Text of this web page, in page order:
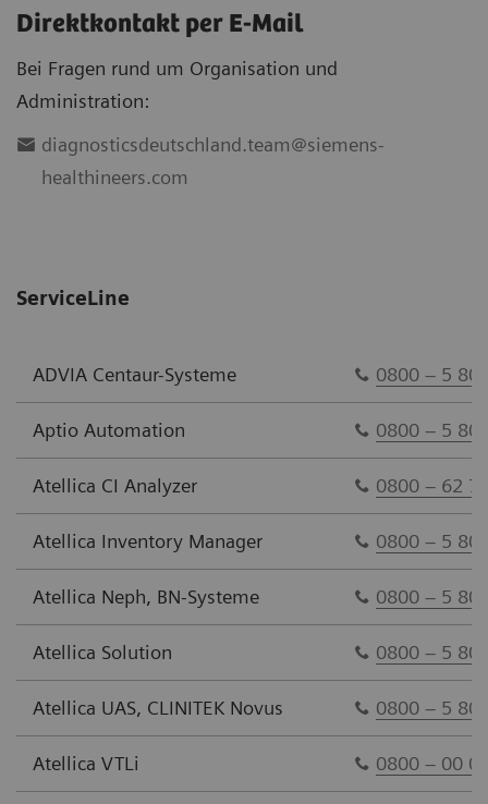
Direktkontakt per E-Mail
Bei Fragen rund um Organisation und
Administration:
diagnosticsdeutschland.team@siemens-
healthineers.com
ServiceLine
ADVIA Centaur-Systeme 0800 – 5
Aptio Automation 0800 – 5
Atellica CI Analyzer 0800 – 62
Atellica Inventory Manager 0800 – 5
Atellica Neph, BN-Systeme 0800 – 5
Atellica Solution 0800 – 5
Atellica UAS, CLINITEK Novus 0800 – 5
Atellica VTLi 0800 – 00